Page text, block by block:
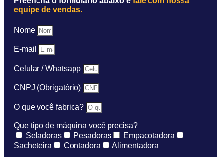
equipe de vendas.
Nome
E-mail
Celular / Whatsapp
CNPJ (Obrigatório)
O que você fabrica?
Que tipo de máquina você precisa?
Seladoras
Pesadoras
Empacotadora
Sacheteira
Contadora Alimentadora